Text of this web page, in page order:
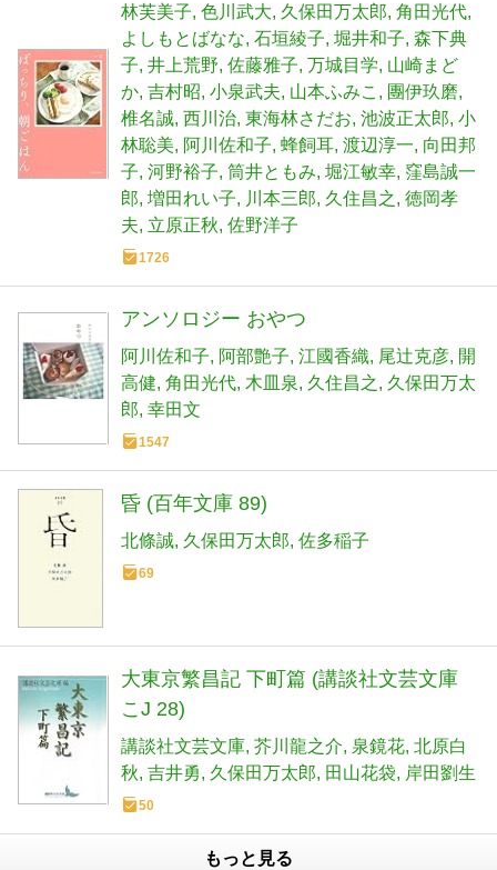
林芙美子 色川武大 久保田万太郎 角田光代
よしもとばなな 石垣綾子 堀井和子 森下典
子 井上荒野 佐藤雅子 万城目学 山崎まど
か 吉村昭 小泉武夫 山本ふみこ
團伊玖磨
椎名誠 西川治 東海林さだお 池波正太郎 小
林聡美
阿川佐和子 蜂飼耳 渡辺淳一 向田邦
子 河野裕子 筒井ともみ 堀江敏幸 窪島誠一
郎 増田れい子 川本三郎 久住昌之 徳岡孝
夫 立原正秋 佐野洋子
1726
アンソロジー おやつ
阿川佐和子 阿部艶子 江國香織 尾辻克彦 開
高健 角田光代 木皿泉 久住昌之
久保田万太
郎 幸田文
1547
昏 (百年文庫 89)
北條誠 久保田万太郎 佐多稲子
69
大東京繁昌記 下町篇 (講談社文芸文庫
こJ 28)
講談社文芸文庫 芥川龍之介 泉鏡花 北原白
秋 吉井勇 久保田万太郎 田山花袋 岸田劉生
50
もっと見る